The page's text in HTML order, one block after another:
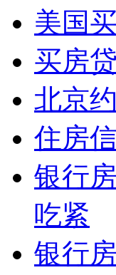
美国
买房
北京
住房
银行
吃紧
银行